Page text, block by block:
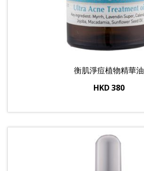
衡肌淨痘植物精華油
HKD 380